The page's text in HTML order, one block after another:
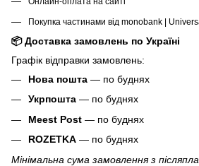
Покупка частинами від monobank |
📦 Доставка замовлень по Україні
Графік відправки замовлень:
Нова пошта — по буднях
Укрпошта — по буднях
Meest Post — по буднях
ROZETKA — по буднях
Мінімальна сума замовлення з